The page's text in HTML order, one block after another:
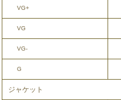
VG+
VG
VG-
G
ジャケット